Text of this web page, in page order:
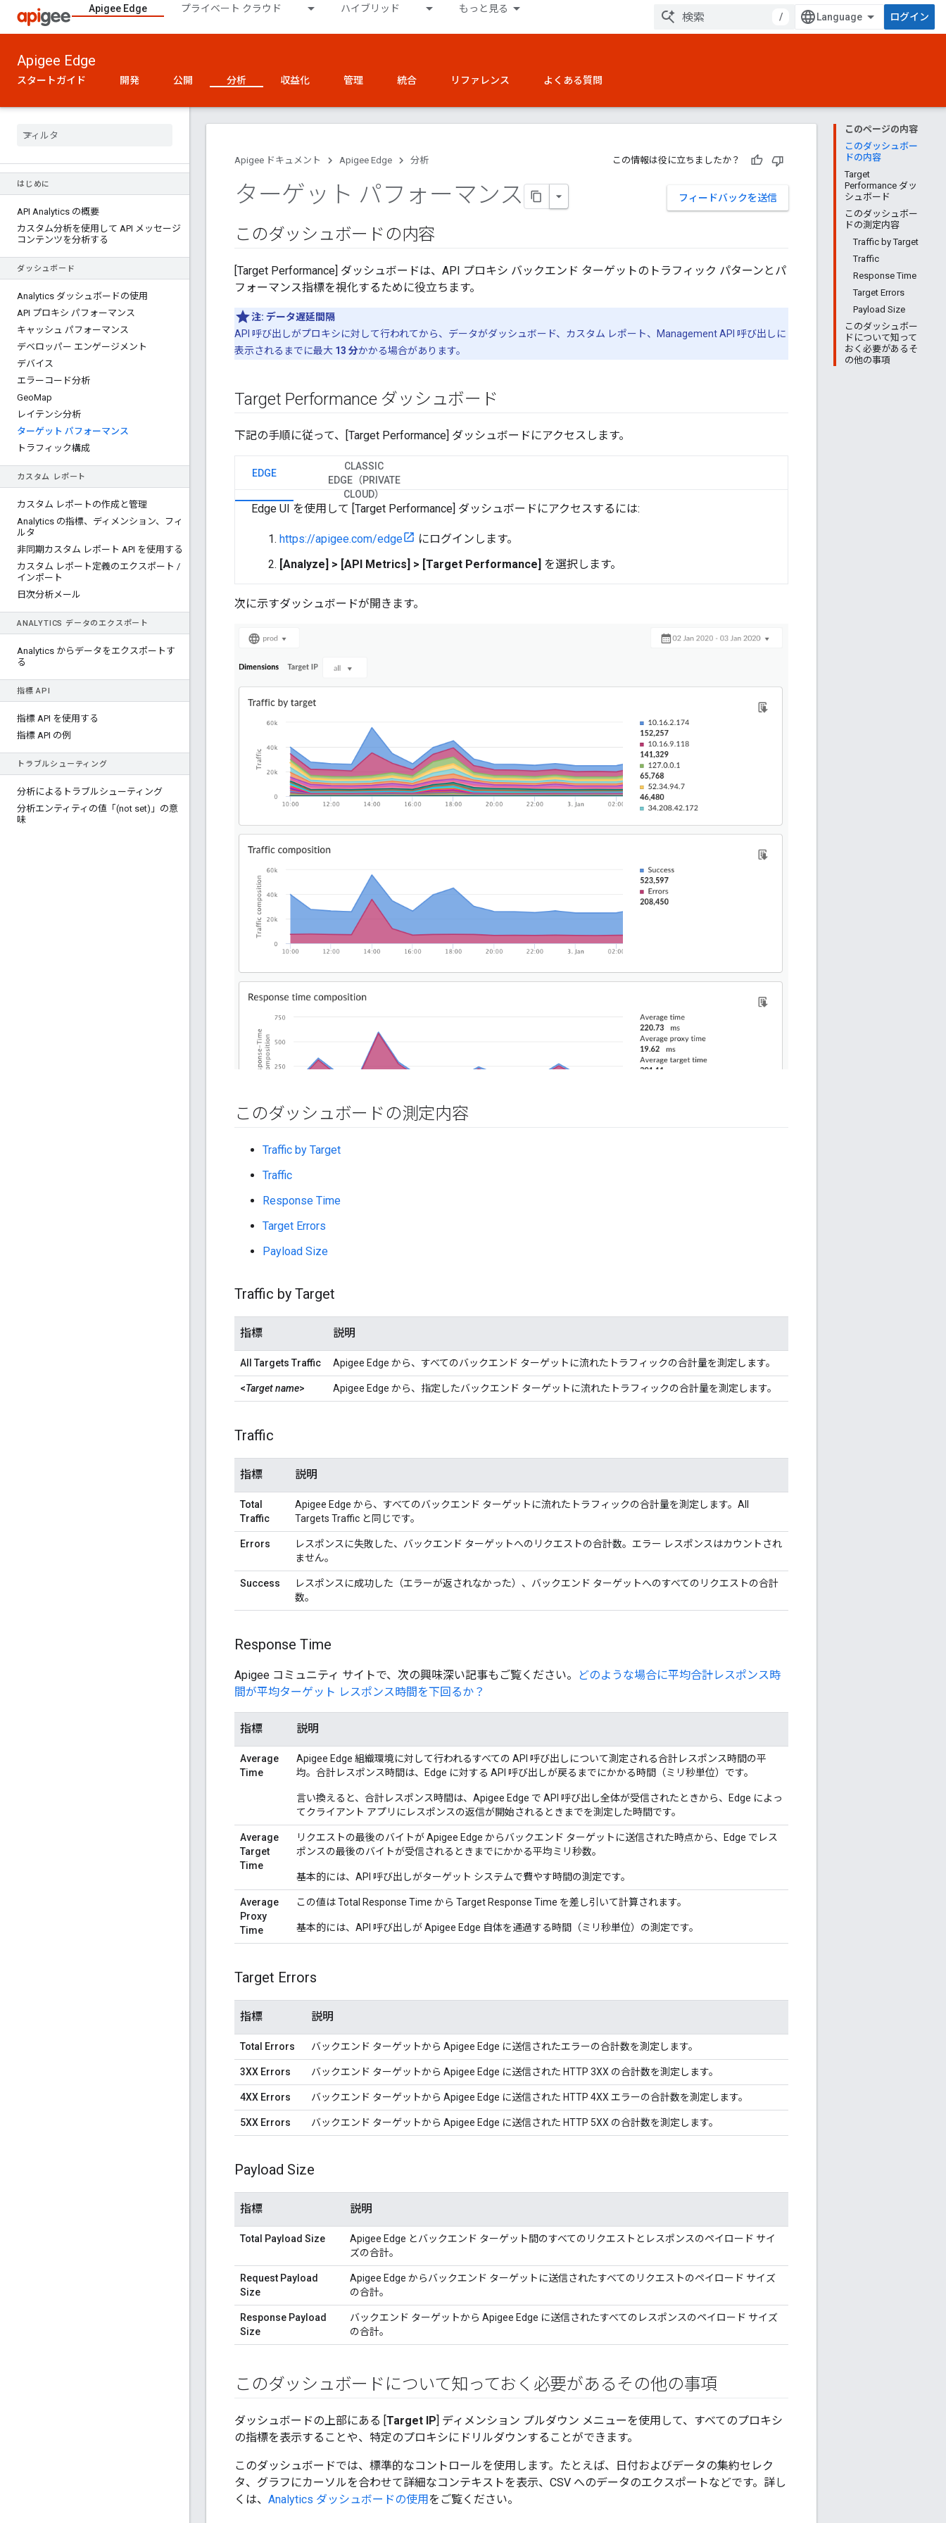
Apigee Edge プライベート クラウド ハイブリッド もっと見る
/ ログイン
Apigee Edge
スタートガイド 開発 公開 分析 収益化 管理 統合 リファレンス よくある質問
はじめに
API Analytics の概要
カスタム分析を使用して API メッセージ
コンテンツを分析する
ダッシュボード
Analytics ダッシュボードの使用
API プロキシ パフォーマンス
キャッシュ パフォーマンス
デベロッパー エンゲージメント
デバイス
エラーコード分析
GeoMap
レイテンシ分析
ターゲット パフォーマンス
トラフィック構成
カスタム レポート
カスタム レポートの作成と管理
Analytics の指標、ディメンション、フィ
ルタ
非同期カスタム レポート API を使用する
カスタム レポート定義のエクスポート /
インポート
日次分析メール
ANALYTICS データのエクスポート
Analytics からデータをエクスポートす
る
指標 API
指標 API を使用する
指標 API の例
トラブルシューティング
分析によるトラブルシューティング
分析エンティティの値「(not set)」の意
味
このページの内容
このダッシュボー
ドの内容
Target
Performance ダッ
シュボード
このダッシュボー
ドの測定内容
Traffic by Target
Traffic
Response Time
Target Errors
Payload Size
このダッシュボー
ドについて知って
おく必要があるそ
の他の事項
Apigee ドキュメント Apigee Edge 分析 この情報は役に立ちましたか？
フィードバックを送信
ターゲット パフォーマンス
このダッシュボードの内容
[Target Performance] ダッシュボードは、API プロキシ バックエンド ターゲットのトラフィック パターンとパ
フォーマンス指標を視化するために役立ちます。
注: データ遅延間隔
API 呼び出しがプロキシに対して行われてから、データがダッシュボード、カスタム レポート、Management API 呼び出しに
表示されるまでに最大 13 分かかる場合があります。
Target Performance ダッシュボード
下記の手順に従って、[Target Performance] ダッシュボードにアクセスします。
EDGE
CLASSIC
EDGE（PRIVATE
CLOUD）
Edge UI を使用して [Target Performance] ダッシュボードにアクセスするには:
https://apigee.com/edge
にログインします。
[Analyze] > [API Metrics] > [Target Performance] を選択します。
次に示すダッシュボードが開きます。
このダッシュボードの測定内容
Traffic by Target
Traffic
Response Time
Target Errors
Payload Size
Traffic by Target
指標 説明
All Targets Traffic Apigee Edge から、すべてのバックエンド ターゲットに流れたトラフィックの合計量を測定します。
<Target name> Apigee Edge から、指定したバックエンド ターゲットに流れたトラフィックの合計量を測定します。
Traffic
指標 説明
Total
Traffic
Apigee Edge から、すべてのバックエンド ターゲットに流れたトラフィックの合計量を測定します。All
Targets Traffic と同じです。
Errors
レスポンスに失敗した、バックエンド ターゲットへのリクエストの合計数。エラー レスポンスはカウントされ
ません。
Success
レスポンスに成功した（エラーが返されなかった）、バックエンド ターゲットへのすべてのリクエストの合計
数。
Response Time
Apigee コミュニティ サイトで、次の興味深い記事もご覧ください。
どのような場合に平均合計レスポンス時
間が平均ターゲット レスポンス時間を下回るか？
指標 説明
Average
Time
Apigee Edge 組織環境に対して行われるすべての API 呼び出しについて測定される合計レスポンス時間の平
均。合計レスポンス時間は、Edge に対する API 呼び出しが戻るまでにかかる時間（ミリ秒単位）です。
言い換えると、合計レスポンス時間は、Apigee Edge で API 呼び出し全体が受信されたときから、Edge によっ
てクライアント アプリにレスポンスの返信が開始されるときまでを測定した時間です。
Average
Target
Time
リクエストの最後のバイトが Apigee Edge からバックエンド ターゲットに送信された時点から、Edge でレス
ポンスの最後のバイトが受信されるときまでにかかる平均ミリ秒数。
基本的には、API 呼び出しがターゲット システムで費やす時間の測定です。
Average
Proxy
Time
この値は Total Response Time から Target Response Time を差し引いて計算されます。
基本的には、API 呼び出しが Apigee Edge 自体を通過する時間（ミリ秒単位）の測定です。
Target Errors
指標 説明
Total Errors バックエンド ターゲットから Apigee Edge に送信されたエラーの合計数を測定します。
3XX Errors バックエンド ターゲットから Apigee Edge に送信された HTTP 3XX の合計数を測定します。
4XX Errors バックエンド ターゲットから Apigee Edge に送信された HTTP 4XX エラーの合計数を測定します。
5XX Errors バックエンド ターゲットから Apigee Edge に送信された HTTP 5XX の合計数を測定します。
Payload Size
指標 説明
Total Payload Size
Apigee Edge とバックエンド ターゲット間のすべてのリクエストとレスポンスのペイロード サイ
ズの合計。
Request Payload
Size
Apigee Edge からバックエンド ターゲットに送信されたすべてのリクエストのペイロード サイズ
の合計。
Response Payload
Size
バックエンド ターゲットから Apigee Edge に送信されたすべてのレスポンスのペイロード サイズ
の合計。
このダッシュボードについて知っておく必要があるその他の事項
ダッシュボードの上部にある [Target IP] ディメンション プルダウン メニューを使用して、すべてのプロキシ
の指標を表示することや、特定のプロキシにドリルダウンすることができます。
このダッシュボードでは、標準的なコントロールを使用します。たとえば、日付およびデータの集約セレク
タ、グラフにカーソルを合わせて詳細なコンテキストを表示、CSV へのデータのエクスポートなどです。詳し
くは、 Analytics ダッシュボードの使用をご覧ください。